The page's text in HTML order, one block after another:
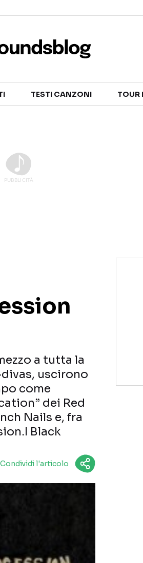
TALENT SHOW
TESTI CANZONI TOUR
a tutta la
uscirono
come
dei Red
Nails e, fra
Black
Condividi l'articolo